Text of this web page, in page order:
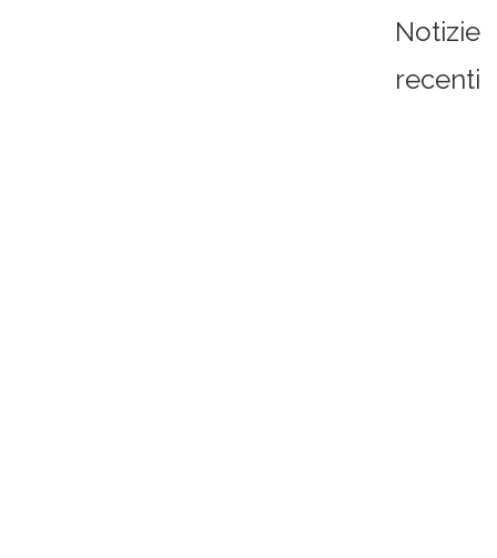
Notizie
recenti